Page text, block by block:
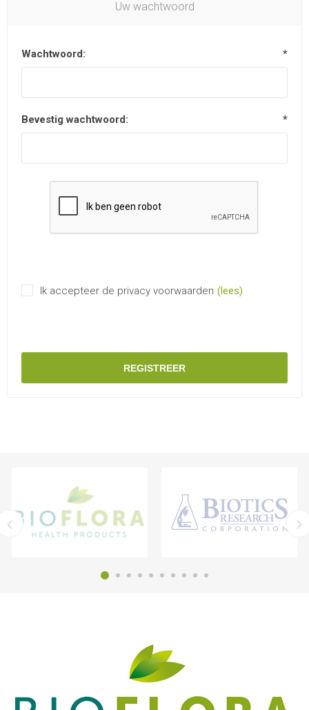
Uw wachtwoord
Wachtwoord: *
Bevestig wachtwoord: *
Ik accepteer de privacy voorwaarden (lees)
REGISTREER